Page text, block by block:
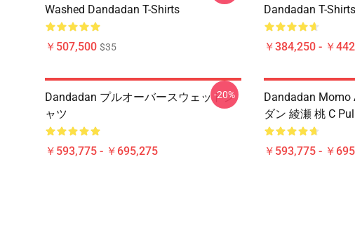
Washed Dandadan T-Shirts
￥507,500 $35
Dandadan T-Shirts
￥384,250 - ￥
Dandadan プルオーバースウェットシ
ャツ
￥593,775 - ￥695,275
-20%
Dandadan Momo
ダン 綾瀬 桃 C
￥593,775 - ￥